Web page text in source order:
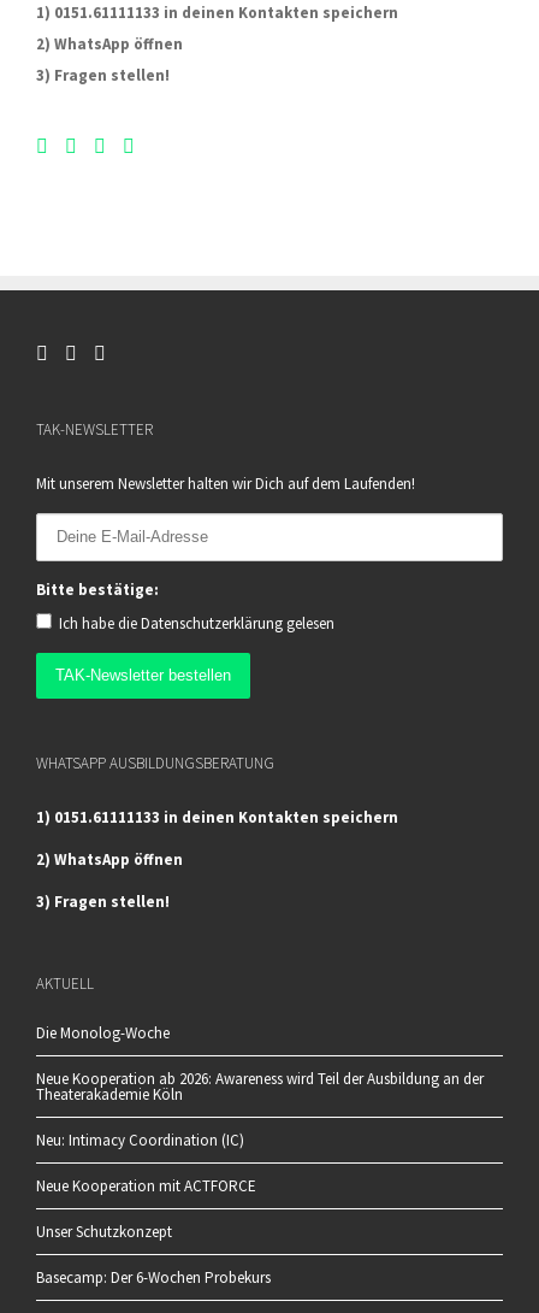
1) 0151.61111133 in deinen Kontakten speichern
2) WhatsApp öffnen
3) Fragen stellen!
TAK-NEWSLETTER
Mit unserem Newsletter halten wir Dich auf dem Laufenden!
Bitte bestätige:
Ich habe dieDatenschutzerklärung gelesen
WHATSAPP AUSBILDUNGSBERATUNG
1) 0151.61111133 in deinen Kontakten speichern
2) WhatsApp öffnen
3) Fragen stellen!
AKTUELL
Die Monolog-Woche
Neue Kooperation ab 2026: Awareness wird Teil der Ausbildung an der
Theaterakademie Köln
Neu: Intimacy Coordination (IC)
Neue Kooperation mit ACTFORCE
Unser Schutzkonzept
Basecamp: Der 6-Wochen Probekurs